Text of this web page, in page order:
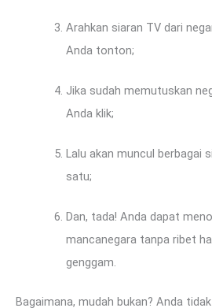
Arahkan siaran TV dari
Anda tonton;
Jika sudah memutuskan
Anda klik;
Lalu akan muncul berbagai
satu;
Dan, tada! Anda dapat
mancanegara tanpa ribet
genggam.
Bagaimana, mudah bukan? Anda